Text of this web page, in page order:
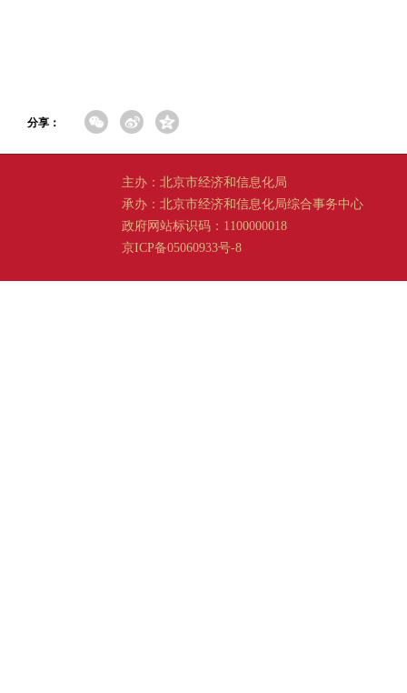
分享：
主办：北京市经济和信息化局
承办：北京市经济和信息化局综合事务中心
政府网站标识码：1100000018
京ICP备05060933号-8